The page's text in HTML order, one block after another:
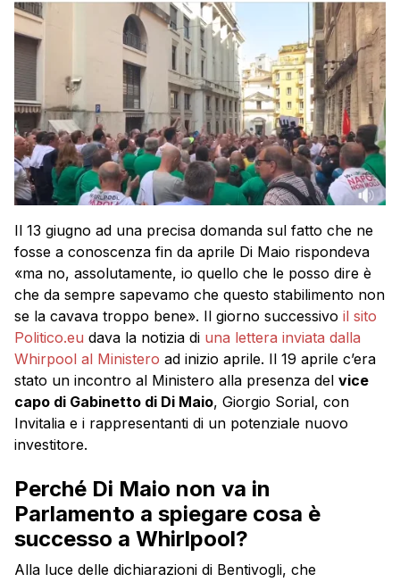
Il 13 giugno ad una precisa domanda sul fatto che ne
fosse a conoscenza fin da aprile Di Maio rispondeva
«ma no, assolutamente, io quello che le posso dire è
che da sempre sapevamo che questo stabilimento non
se la cavava troppo bene». Il giorno successivo il sito
Politico.eu dava la notizia di una lettera inviata dalla
Whirpool al Ministero ad inizio aprile. Il 19 aprile c’era
stato un incontro al Ministero alla presenza del vice
capo di Gabinetto di Di Maio, Giorgio Sorial, con
Invitalia e i rappresentanti di un potenziale nuovo
investitore.
Perché Di Maio non va in
Parlamento a spiegare cosa è
successo a Whirlpool?
Alla luce delle dichiarazioni di Bentivogli, che